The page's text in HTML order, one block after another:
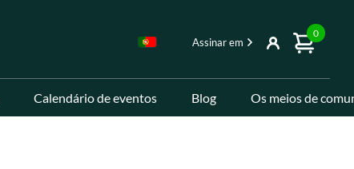
Assinar em
0
Calendário de eventos Blog Os meios de